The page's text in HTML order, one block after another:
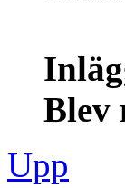
Blev
Upp